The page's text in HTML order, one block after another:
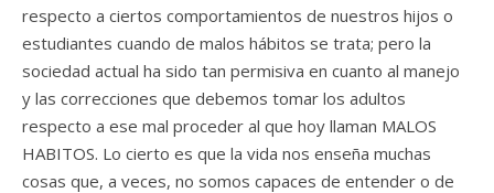
respecto a ciertos comportamientos de nuestros hijos o
estudiantes cuando de malos hábitos se trata; pero la
sociedad actual ha sido tan permisiva en cuanto al manejo
y las correcciones que debemos tomar los adultos
respecto a ese mal proceder al que hoy llaman MALOS
HABITOS. Lo cierto es que la vida nos enseña muchas
cosas que, a veces, no somos capaces de entender o de